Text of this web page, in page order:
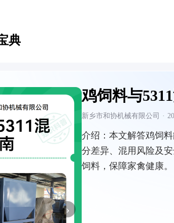
典
›
鸡饲料与
新乡市和协机械有限公司 ·
介绍： 本文解答鸡饲
分差异、混用风险及
饲料，保障家禽健康。